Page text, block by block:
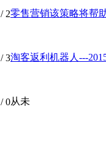
/ 2零售营销该策略将帮
/ 3淘客返利机器人---
/ 0从未